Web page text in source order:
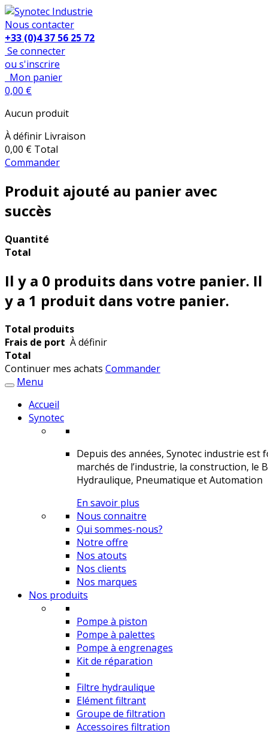
Nous contacter
+33 (0)4 37 56 25 72
Se connecter
ou s'inscrire
Mon panier
0,00 €
Aucun produit
À définir Livraison
0,00 € Total
Commander
Produit ajouté au panier avec
succès
Quantité
Total
Il y a 0 produits dans votre panier. Il
y a 1 produit dans votre panier.
Total produits
Frais de port À définir
Total
Continuer mes achats Commander
Menu
Accueil
Synotec
Depuis des années, Synotec industrie
marchés de l’industrie, la construction, le
Hydraulique, Pneumatique et Automation
En savoir plus
Nous connaitre
Qui sommes-nous?
Notre offre
Nos atouts
Nos clients
Nos marques
Nos produits
Pompe à piston
Pompe à palettes
Pompe à engrenages
Kit de réparation
Filtre hydraulique
Elément filtrant
Groupe de filtration
Accessoires filtration